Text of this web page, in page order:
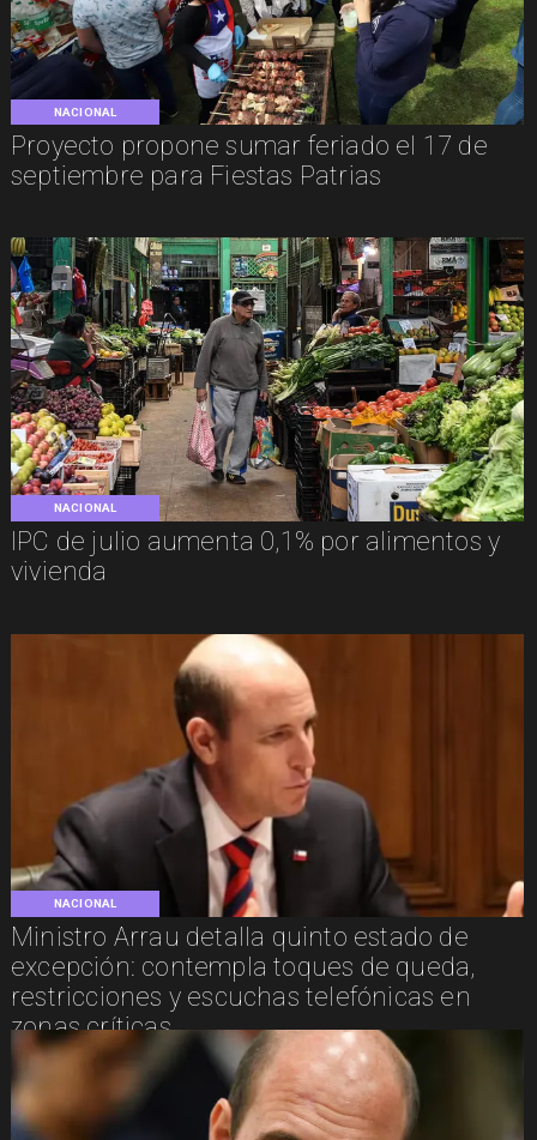
NACIONAL
Proyecto propone sumar feriado el 17 de
septiembre para Fiestas Patrias
NACIONAL
IPC de julio aumenta 0,1% por alimentos y
vivienda
NACIONAL
Ministro Arrau detalla quinto estado de
excepción: contempla toques de queda,
restricciones y escuchas telefónicas en
zonas críticas